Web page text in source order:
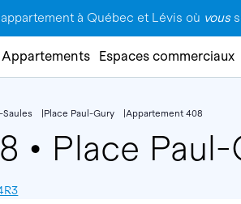
à Québec et Lévis où vous
Appartements Espaces commerciaux
Saules Place Paul-Gury Appartement 408
• Place